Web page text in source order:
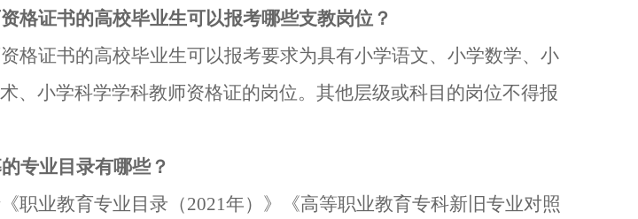
格证书的高校毕业生可以报考哪些支教岗位？
格证书的高校毕业生可以报考要求为具有小学语文、小学数学、小
、小学科学学科教师资格证的岗位。其他层级或科目的岗位不得报
专业目录有哪些？
《职业教育专业目录（2021年）》
《高等职业教育专科新旧专业对照